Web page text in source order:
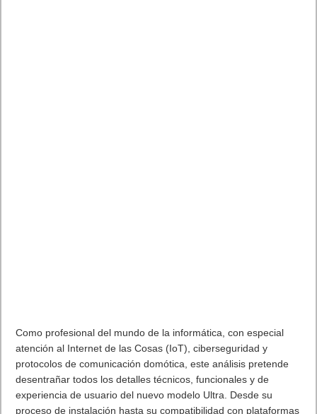
Como profesional del mundo de la informática, con especial
atención al Internet de las Cosas (IoT), ciberseguridad y
protocolos de comunicación domótica, este análisis pretende
desentrañar todos los detalles técnicos, funcionales y de
experiencia de usuario del nuevo modelo Ultra. Desde su
proceso de instalación hasta su compatibilidad con plataformas